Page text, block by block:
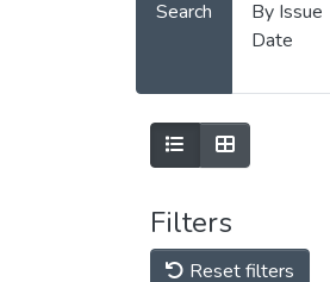
Search
By Issue
Date
Filters
Reset filters